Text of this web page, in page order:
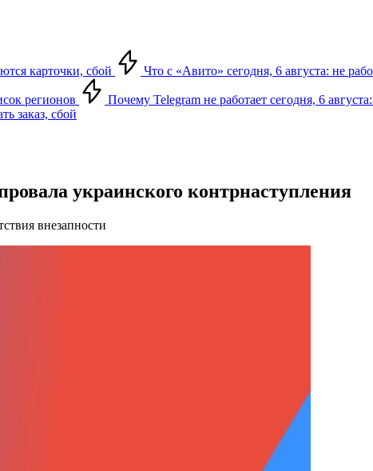
карточки, сбой Что с «Авито» сегодня, 6 августа: не
регионов Почему Telegram не работает сегодня, 6
заказ, сбой
украинского контрнаступления
внезапности